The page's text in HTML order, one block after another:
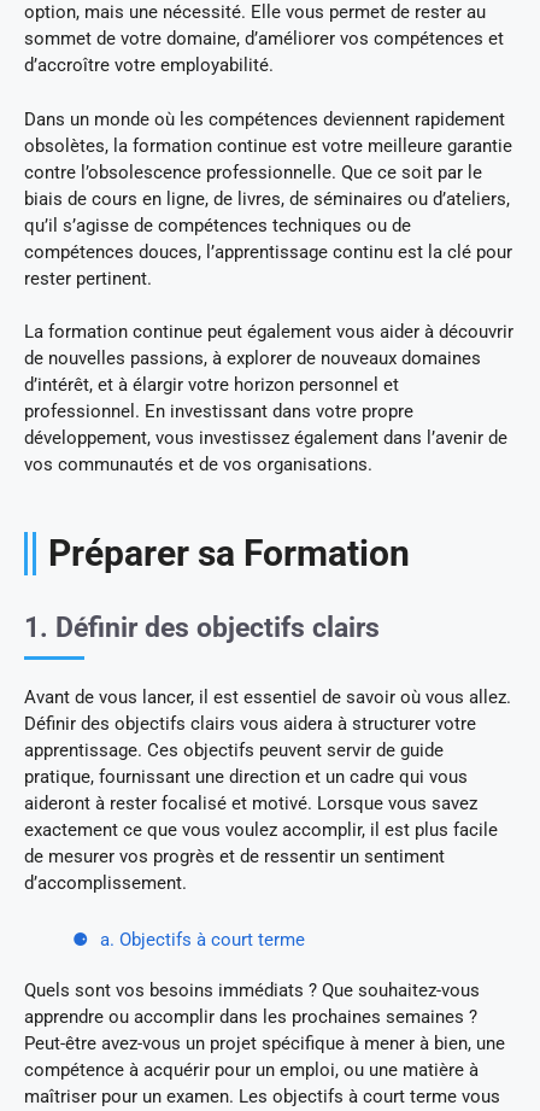
option, mais une nécessité. Elle vous permet de rester au
sommet de votre domaine, d’améliorer vos compétences et
d’accroître votre employabilité.
Dans un monde où les compétences deviennent rapidement
obsolètes, la formation continue est votre meilleure garantie
contre l’obsolescence professionnelle. Que ce soit par le
biais de cours en ligne, de livres, de séminaires ou d’ateliers,
qu’il s’agisse de compétences techniques ou de
compétences douces, l’apprentissage continu est la clé pour
rester pertinent.
La formation continue peut également vous aider à découvrir
de nouvelles passions, à explorer de nouveaux domaines
d’intérêt, et à élargir votre horizon personnel et
professionnel. En investissant dans votre propre
développement, vous investissez également dans l’avenir de
vos communautés et de vos organisations.
Préparer sa Formation
1. Définir des objectifs clairs
Avant de vous lancer, il est essentiel de savoir où vous allez.
Définir des objectifs clairs vous aidera à structurer votre
apprentissage. Ces objectifs peuvent servir de guide
pratique, fournissant une direction et un cadre qui vous
aideront à rester focalisé et motivé. Lorsque vous savez
exactement ce que vous voulez accomplir, il est plus facile
de mesurer vos progrès et de ressentir un sentiment
d’accomplissement.
a. Objectifs à court terme
Quels sont vos besoins immédiats ? Que souhaitez-vous
apprendre ou accomplir dans les prochaines semaines ?
Peut-être avez-vous un projet spécifique à mener à bien, une
compétence à acquérir pour un emploi, ou une matière à
maîtriser pour un examen. Les objectifs à court terme vous